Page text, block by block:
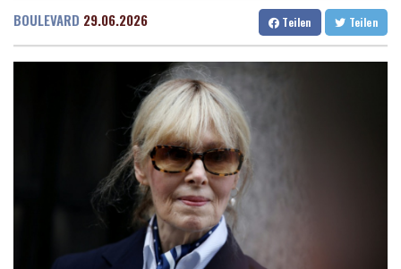
Dresden
14 °C Wien
22 °C
Baden-Baden
13 °C
Militärverwaltung: Mindestens drei Tote durch russische Angriffe
BUND kritisiert Lockerung von Sonntagsfahrverbot für Lkw - BDI
Kolumbien: Neuer Präsident kündigt "unermüdlichen" Kampf
gegen Drogengewalt an
BUND kritisiert Lockerung von Sonn- und Feiertagsfahrverbot für
Trump spricht nach Ballsaal-Urteil von "nationaler Schande"
BOULEVARD 29.06.2026 Teilen Teilen